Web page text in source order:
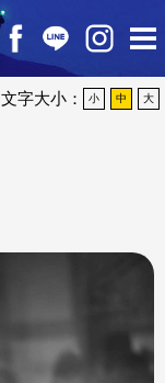
文字大小： 小 中 大